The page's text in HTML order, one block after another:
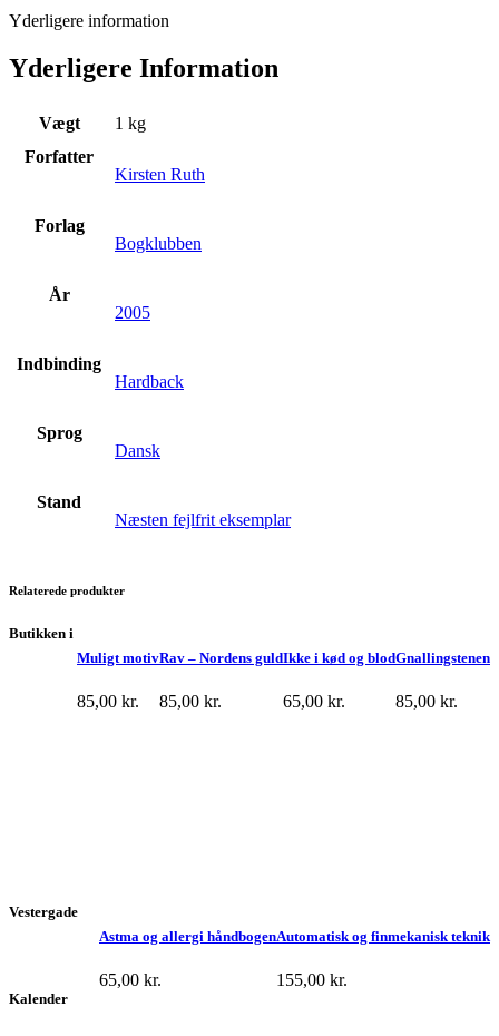
Yderligere information
Yderligere Information
Vægt
1 kg
Forfatter
Kirsten Ruth
Forlag
Bogklubben
År
2005
Indbinding
Hardback
Sprog
Dansk
Stand
Næsten fejlfrit eksemplar
Relaterede produkter
Gnallingstenen
85,00 kr.
Ikke i kød og blod
65,00 kr.
Rav – Nordens guld
85,00 kr.
Muligt motiv
85,00 kr.
Automatisk og finmekanisk teknik
155,00 kr.
Astma og allergi håndbogen
65,00 kr.
Butikken i
Vestergade
Kalender